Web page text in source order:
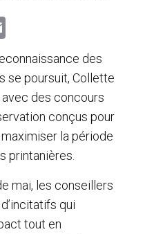
i
l
des
se poursuit, Collette
des concours
conçus pour
la période
printanières.
mai, les conseillers
qui
tout en